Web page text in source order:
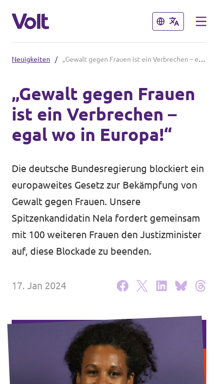
Schließen
Website
Volt in deinem Bundesland
Volt Deutschland Merchandise Shop
Schließen
Programm
Über Volt
Menschen
Neuigkeiten
Unsere Events
Wahlprogramm Bürgerschaftswahl
Mache bei uns mit!
Deine Spende für Volt!
Neuigkeiten / „Gewalt gegen Frauen ist ein Verbrechen – egal wo in Europa!“
„Gewalt gegen Frauen
ist ein Verbrechen –
egal wo in Europa!“
Die deutsche Bundesregierung blockiert ein
europaweites Gesetz zur Bekämpfung von
Gewalt gegen Frauen. Unsere
Spitzenkandidatin Nela fordert gemeinsam
mit 100 weiteren Frauen den Justizminister
auf, diese Blockade zu beenden.
17. Jan 2024